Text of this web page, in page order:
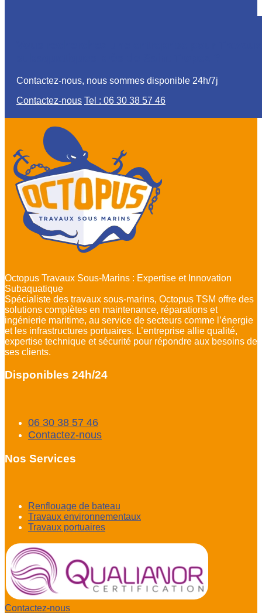
Contactez-nous, nous sommes disponible 24h/7j
Contactez-nous Tel : 06 30 38 57 46
Octopus Travaux Sous-Marins : Expertise et Innovation
Subaquatique
Spécialiste des travaux sous-marins, Octopus TSM offre des
solutions complètes en maintenance, réparations et
ingénierie maritime, au service de secteurs comme l’énergie
et les infrastructures portuaires. L’entreprise allie qualité,
expertise technique et sécurité pour répondre aux besoins de
ses clients.
Disponibles 24h/24
06 30 38 57 46
Contactez-nous
Nos Services
Renflouage de bateau
Travaux environnementaux
Travaux portuaires
Contactez-nous